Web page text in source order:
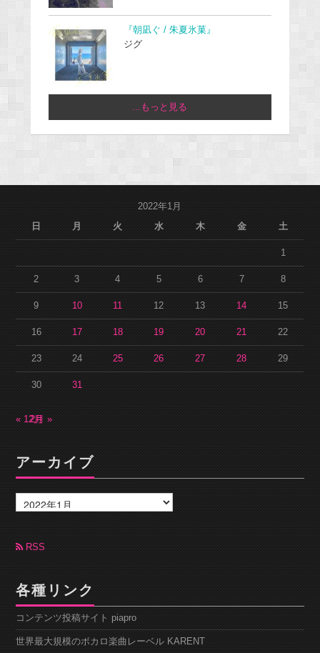
『朝凪ぐ / 朱夏氷菓』
ジグ
...もっと見る
2022年1月
日
月 火 水 木 金 土
1
2 3 4 5 6 7 8
9 10 11 12 13 14 15
16 17 18 19 20 21 22
23 24 25 26 27 28 29
30 31
« 12月2月 »
アーカイブ
ー
カ
ブ RSS
各種リンク
コンテンツ投稿サイト piapro
世界最大規模のボカロ楽曲レーベル KARENT